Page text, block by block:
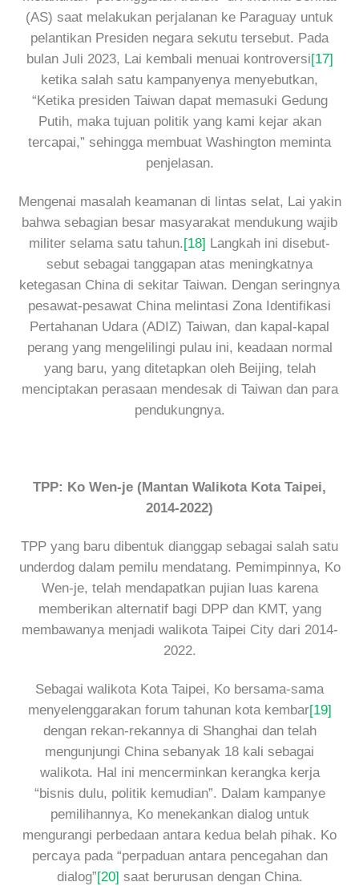
(AS) saat melakukan perjalanan ke Paraguay untuk
pelantikan Presiden negara sekutu tersebut. Pada
bulan Juli 2023, Lai kembali menuai kontroversi[17]
ketika salah satu kampanyenya menyebutkan,
“Ketika presiden Taiwan dapat memasuki Gedung
Putih, maka tujuan politik yang kami kejar akan
tercapai,” sehingga membuat Washington meminta
penjelasan.
Mengenai masalah keamanan di lintas selat, Lai yakin
bahwa sebagian besar masyarakat mendukung wajib
militer selama satu tahun.[18] Langkah ini disebut-
sebut sebagai tanggapan atas meningkatnya
ketegasan China di sekitar Taiwan. Dengan seringnya
pesawat-pesawat China melintasi Zona Identifikasi
Pertahanan Udara (ADIZ) Taiwan, dan kapal-kapal
perang yang mengelilingi pulau ini, keadaan normal
yang baru, yang ditetapkan oleh Beijing, telah
menciptakan perasaan mendesak di Taiwan dan para
pendukungnya.
TPP: Ko Wen-je (Mantan Walikota Kota Taipei,
2014-2022)
TPP yang baru dibentuk dianggap sebagai salah satu
underdog dalam pemilu mendatang. Pemimpinnya, Ko
Wen-je, telah mendapatkan pujian luas karena
memberikan alternatif bagi DPP dan KMT, yang
membawanya menjadi walikota Taipei City dari 2014-
2022.
Sebagai walikota Kota Taipei, Ko bersama-sama
menyelenggarakan forum tahunan kota kembar[19]
dengan rekan-rekannya di Shanghai dan telah
mengunjungi China sebanyak 18 kali sebagai
walikota. Hal ini mencerminkan kerangka kerja
“bisnis dulu, politik kemudian”. Dalam kampanye
pemilihannya, Ko menekankan dialog untuk
mengurangi perbedaan antara kedua belah pihak. Ko
percaya pada “perpaduan antara pencegahan dan
dialog”[20] saat berurusan dengan China.